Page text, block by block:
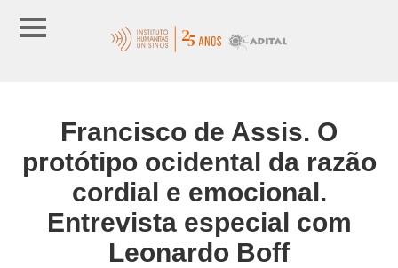
Francisco de Assis. O
protótipo ocidental da razão
cordial e emocional.
Entrevista especial com
Leonardo Boff